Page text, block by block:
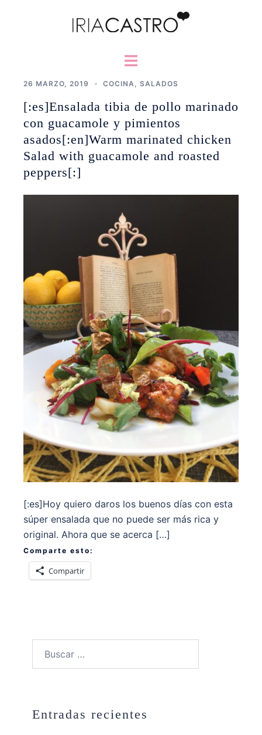
Alternar
26 MARZO, 2019 COCINA SALADOS
[:es]Ensalada tibia de pollo marinado
con guacamole y pimientos
asados[:en]Warm marinated chicken
Salad with guacamole and roasted
peppers[:]
[:es]Hoy quiero daros los buenos días con esta
súper ensalada que no puede ser más rica y
original. Ahora que se acerca […]
Comparte esto:
Compartir
Entradas recientes